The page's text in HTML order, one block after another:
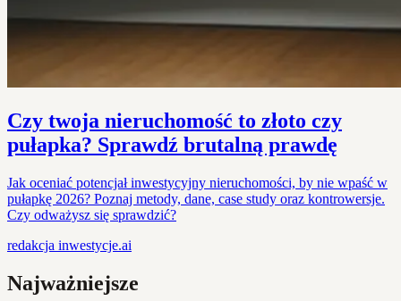
Czy twoja nieruchomość to złoto czy
pułapka? Sprawdź brutalną prawdę
Jak oceniać potencjał inwestycyjny nieruchomości, by nie wpaść w
pułapkę 2026? Poznaj metody, dane, case study oraz kontrowersje.
Czy odważysz się sprawdzić?
redakcja inwestycje.ai
Najważniejsze